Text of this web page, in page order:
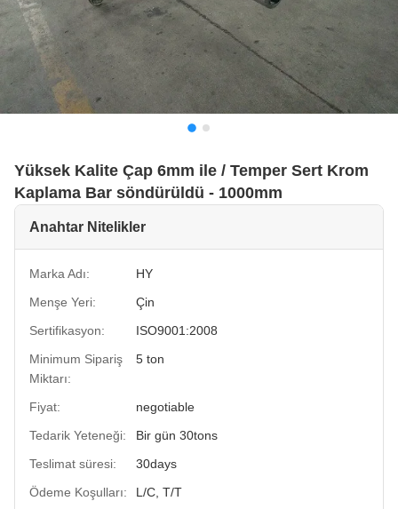
Yüksek Kalite Çap 6mm ile / Temper Sert Krom
Kaplama Bar söndürüldü - 1000mm
Anahtar Nitelikler
Marka Adı:
HY
Menşe Yeri:
Çin
Sertifikasyon:
ISO9001:2008
Minimum Sipariş
Miktarı:
5 ton
Fiyat:
negotiable
Tedarik Yeteneği:
Bir gün 30tons
Teslimat süresi:
30days
Ödeme Koşulları:
L/C, T/T